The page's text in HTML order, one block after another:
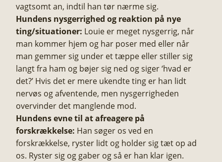
vagtsomt an, indtil han tør nærme sig.
Hundens nysgerrighed og reaktion på nye
ting/situationer: Louie er meget nysgerrig, når
man kommer hjem og har poser med eller når
man gemmer sig under et tæppe eller stiller sig
langt fra ham og bøjer sig ned og siger ‘hvad er
det?’ Hvis det er mere ukendte ting er han lidt
nervøs og afventende, men nysgerrigheden
overvinder det manglende mod.
Hundens evne til at afreagere på
forskrækkelse: Han søger os ved en
forskrækkelse, ryster lidt og holder sig tæt op ad
os. Ryster sig og gaber og så er han klar igen.